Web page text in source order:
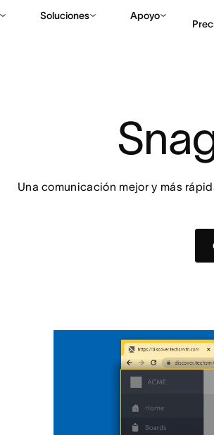
Soluciones Apoyo
Una comunicación mejor y más